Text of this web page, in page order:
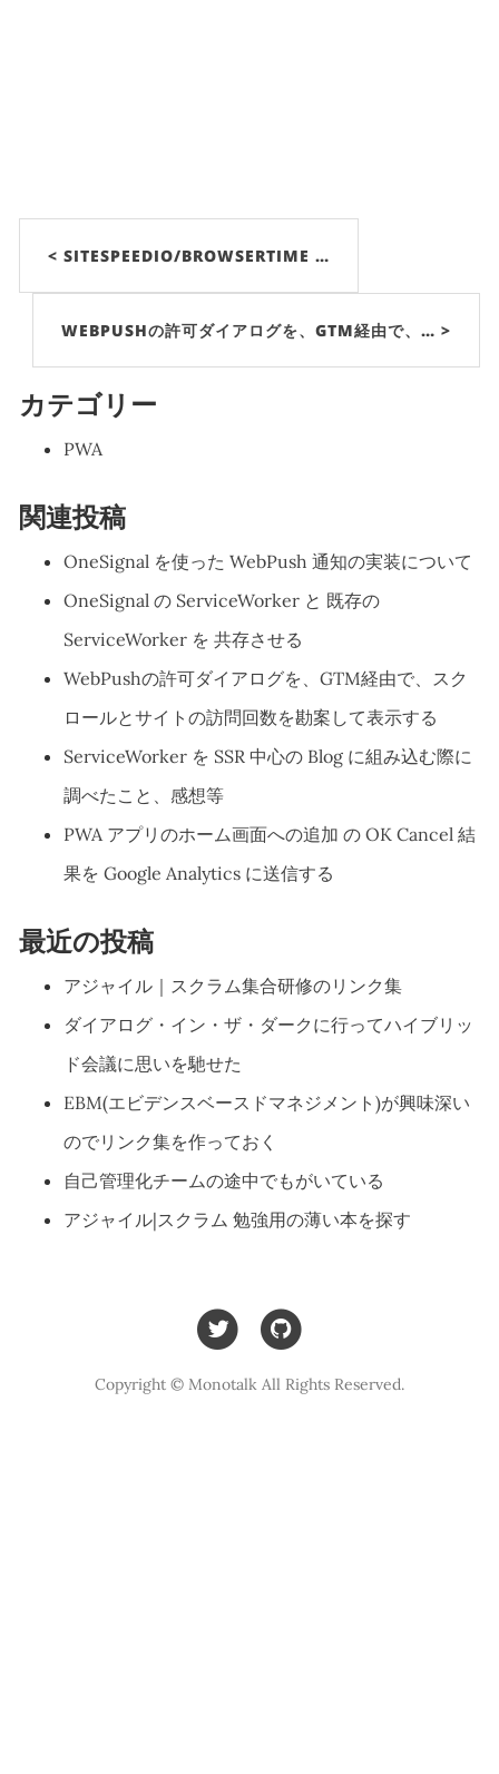
< SITESPEEDIO/BROWSERTIME …
WEBPUSHの許可ダイアログを、GTM経由で、… >
カテゴリー
PWA
関連投稿
OneSignal を使った WebPush 通知の実装について
OneSignal の ServiceWorker と 既存の
ServiceWorker を 共存させる
WebPushの許可ダイアログを、GTM経由で、スク
ロールとサイトの訪問回数を勘案して表示する
ServiceWorker を SSR 中心の Blog に組み込む際に
調べたこと、感想等
PWA アプリのホーム画面への追加 の OK Cancel 結
果を Google Analytics に送信する
最近の投稿
アジャイル｜スクラム集合研修のリンク集
ダイアログ・イン・ザ・ダークに行ってハイブリッ
ド会議に思いを馳せた
EBM(エビデンスベースドマネジメント)が興味深い
のでリンク集を作っておく
自己管理化チームの途中でもがいている
アジャイル|スクラム 勉強用の薄い本を探す
Copyright © Monotalk All Rights Reserved.